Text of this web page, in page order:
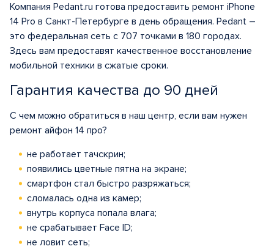
Компания Pedant.ru готова предоставить ремонт iPhone
14 Pro в Санкт-Петербурге в день обращения. Pedant –
это федеральная сеть с 707 точками в 180 городах.
Здесь вам предоставят качественное восстановление
мобильной техники в сжатые сроки.
Гарантия качества до 90 дней
С чем можно обратиться в наш центр, если вам нужен
ремонт айфон 14 про?
не работает тачскрин;
появились цветные пятна на экране;
смартфон стал быстро разряжаться;
сломалась одна из камер;
внутрь корпуса попала влага;
не срабатывает Face ID;
не ловит сеть;